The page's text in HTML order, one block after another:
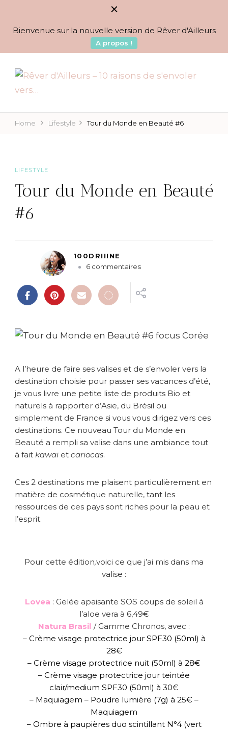
Bienvenue sur la nouvelle version de Rêver d'Ailleurs
A propos !
Rêver d'Ailleurs – 10
BLOG VOYAGES DEPUIS 2010
Home Lifestyle Tour du Monde en Beauté #6
LIFESTYLE
Tour du Monde en Beauté
#6
100DRIIINE
6 commentairess
r
T
d
o
n
d
e
e
t
A l’heure de faire ses valises et de s’envoler vers la
destination choisie pour passer ses vacances d’été,
je vous livre une petite liste de produits Bio et
naturels à rapporter d’Asie, du Brésil ou
simplement de France si vous vous dirigez vers ces
destinations. Ce nouveau Tour du Monde en
Beauté a rempli sa valise dans une ambiance tout
à fait kawaïet cariocas.
Ces 2 destinations me plaisent particulièrement en
matière de cosmétique naturelle, tant les
ressources de ces pays sont riches pour la peau et
l’esprit.
Pour cette édition,voici ce que j’ai mis dans ma
valise :
Lovea : Gelée apaisante SOS coups de soleil à
l’aloe vera à 6,49€
Natura Brasil / Gamme Chronos, avec :
– Crème visage protectrice jour SPF30 (50ml) à
28€
– Crème visage protectrice nuit (50ml) à 28€
– Crème visage protectrice jour teintée
clair/medium SPF30 (50ml) à 30€
– Maquiagem – Poudre lumière (7g) à 25€ –
Maquiagem
– Ombre à paupières duo scintillant N°4 (vert